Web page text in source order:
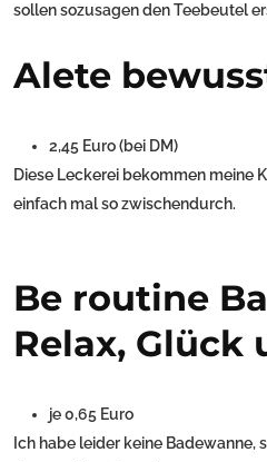
sollen sozusagen den Teebeutel
Alete
2,45 Euro (bei DM)
Diese Leckerei bekommen meine
einfach mal so zwischendurch.
Be routine
Relax, Glück
je 0,65 Euro
Ich habe leider keine Badewanne,